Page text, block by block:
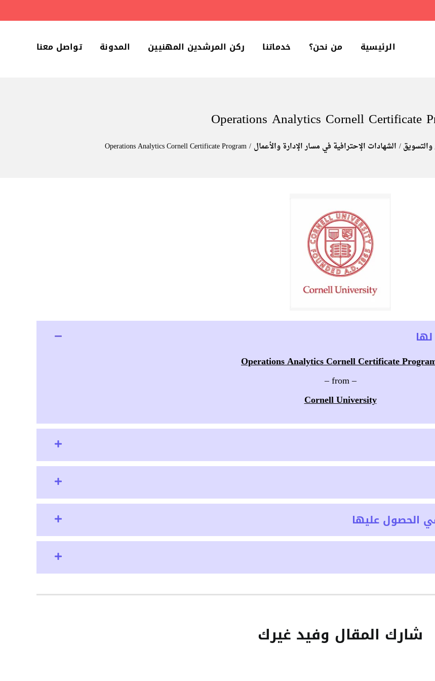
الرئيسية من نحن؟ خدماتنا ركن المرشدين المهنيين المدونة تواصل معنا
Operations Analytics Cornell Certificate
والتسويق الشهادات الإحترافية في مسار الإدارة والأعمال Operations Analytics Cornell Certificate Program
– from –
Cornell University
الحصول عليها
شارك المقال وفيد غيرك